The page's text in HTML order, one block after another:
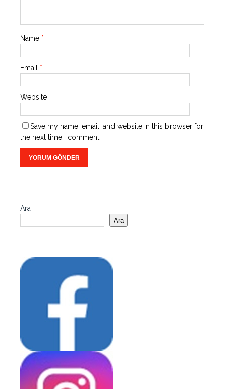
Name *
Email *
Website
Save my name, email, and website in this browser for
the next time I comment.
Ara
Ara